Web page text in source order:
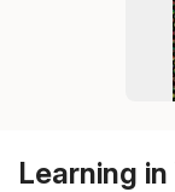
Learning